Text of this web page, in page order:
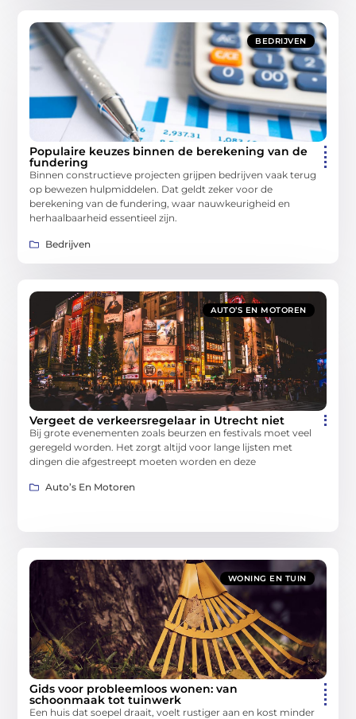
BEDRIJVEN
Populaire keuzes binnen de berekening van de
fundering
Binnen constructieve projecten grijpen bedrijven vaak terug
op bewezen hulpmiddelen. Dat geldt zeker voor de
berekening van de fundering, waar nauwkeurigheid en
herhaalbaarheid essentieel zijn.
Bedrijven
AUTO’S EN MOTOREN
Vergeet de verkeersregelaar in Utrecht niet
Bij grote evenementen zoals beurzen en festivals moet veel
geregeld worden. Het zorgt altijd voor lange lijsten met
dingen die afgestreept moeten worden en deze
Auto’s En Motoren
WONING EN TUIN
Gids voor probleemloos wonen: van
schoonmaak tot tuinwerk
Een huis dat soepel draait, voelt rustiger aan en kost minder